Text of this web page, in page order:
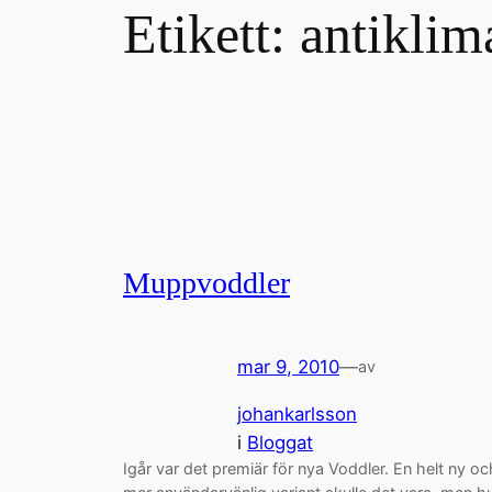
Etikett:
Muppvoddler
mar 9, 2010—av
johankarlsson
i Bloggat
Igår var det premiär för nya Voddler. En helt ny